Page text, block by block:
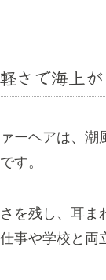
さで海上
ーヘアは、
す。
を残し、耳
事や学校と両